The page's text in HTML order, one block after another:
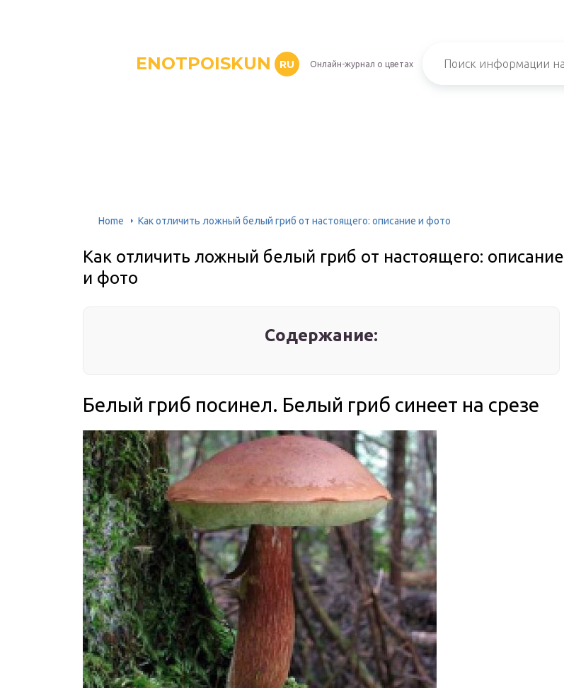
ENOTPOISKUN RU Онлайн-журнал о цветах
Home Как отличить ложный белый гриб от настоящего: описание и фото
Как отличить ложный белый гриб от настоящего: описание
и фото
Содержание:
Белый гриб посинел. Белый гриб синеет на срезе